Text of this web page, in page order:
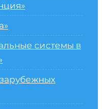
системы в